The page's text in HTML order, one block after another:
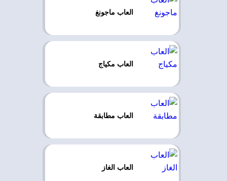
العاب ماجونغ
العاب مكياج
العاب مطابقة
العاب الغاز